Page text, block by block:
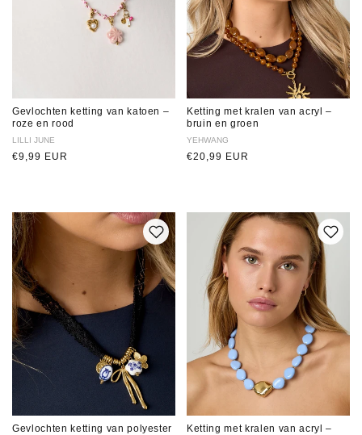
Gevlochten ketting van katoen –
roze en rood
Verkoper:
LILLI JUNE
Normale
€9,99 EUR
Ketting met kralen van acryl –
bruin en groen
Verkoper:
YEHWANG
Normale
€20,99 EUR
Gevlochten ketting van polyester
Ketting met kralen van acryl –